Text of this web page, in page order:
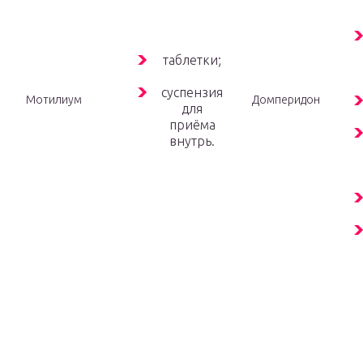
Мотилиум
таблетки;
суспензия
для
приёма
внутрь.
Домперидон